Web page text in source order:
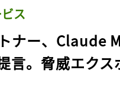
ス
トナー、Claude
言。脅威エク